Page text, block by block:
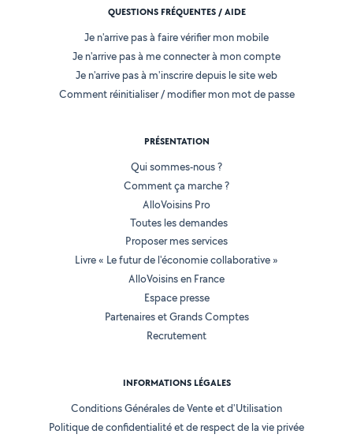
QUESTIONS FRÉQUENTES / AIDE
Je n'arrive pas à faire vérifier mon mobile
Je n'arrive pas à me connecter à mon compte
Je n'arrive pas à m'inscrire depuis le site web
Comment réinitialiser / modifier mon mot de passe
PRÉSENTATION
Qui sommes-nous ?
Comment ça marche ?
AlloVoisins Pro
Toutes les demandes
Proposer mes services
Livre « Le futur de l'économie collaborative »
AlloVoisins en France
Espace presse
Partenaires et Grands Comptes
Recrutement
INFORMATIONS LÉGALES
Conditions Générales de Vente et d'Utilisation
Politique de confidentialité et de respect de la vie privée